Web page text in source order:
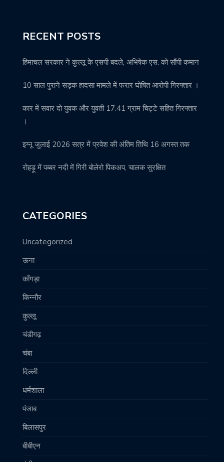
RECENT POSTS
हिमाचल सरकार ने कुल्लू के एसपी बदले, अभिषेक एस. को सौंपी कमान
10 साल पुराने सड़क हादसा मामले में फरार घोषित आरोपी गिरफ्तार ।
कार में सवार दो युवक और युवती 17.41 ग्राम चिट्टे सहित गिरफ्तार
।
इग्नू जुलाई 2026 सत्र में प्रवेश की अंतिम तिथि 16 अगस्त तक
रोहड़ू में पब्बर नदी में गिरी बोलेरो पिकअप, चालक सुरक्षित
CATEGORIES
Uncategorized
ऊना
काँगड़ा
किन्नौर
कुल्लू
चंडीगढ़
चंबा
दिल्ली
धर्मशाला
पंजाब
बिलासपुर
बीबीएन